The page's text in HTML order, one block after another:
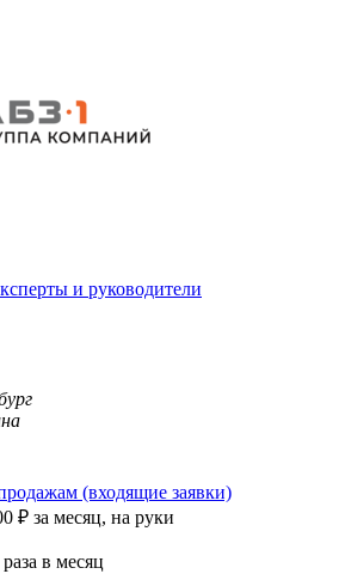
и руководители
(входящие заявки)
₽ за месяц, на руки
в месяц